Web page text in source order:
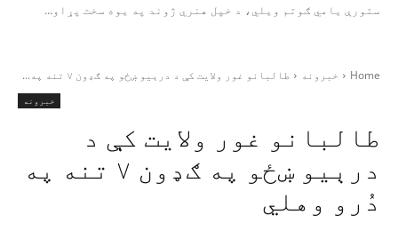
ستورې یامي ګوتم ویلي، د خپل هنري ژوند په یوه سخت پړاو...